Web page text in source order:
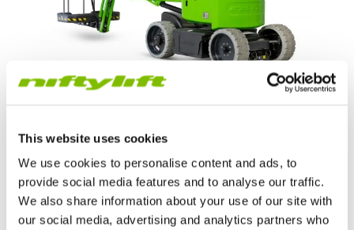
This website uses cookies
We use cookies to personalise content and ads, to
provide social media features and to analyse our traffic.
We also share information about your use of our site with
our social media, advertising and analytics partners who
Veilige werkbelasting |225kg
Minimumgewicht |7780(E)/7650(H)kg